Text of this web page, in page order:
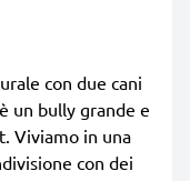
con due cani
un bully grande e
Viviamo in una
con dei